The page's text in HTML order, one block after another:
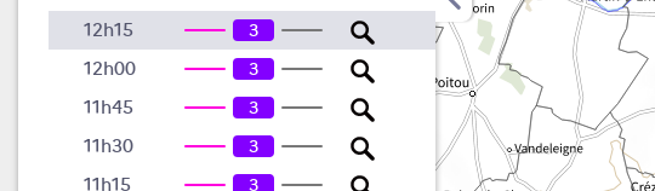
12h15
3
12h00
3
11h45
3
11h30
3
11h15
3